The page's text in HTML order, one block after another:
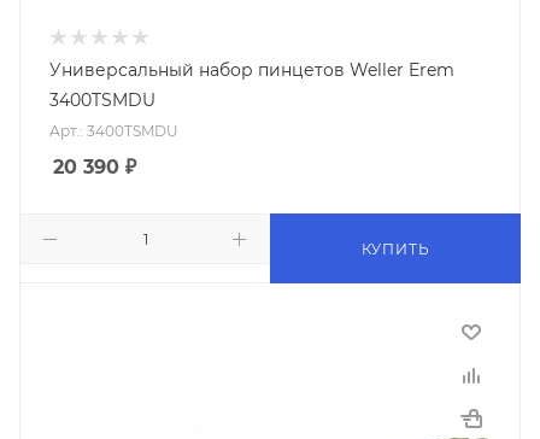
Универсальный набор пинцетов Weller Erem
3400TSMDU
Арт.: 3400TSMDU
20 390 ₽
КУПИТЬ